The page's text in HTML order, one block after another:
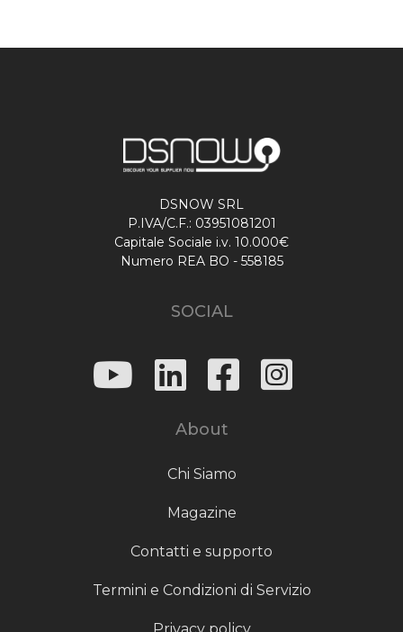
DSNOW SRL
P.IVA/C.F.: 03951081201
Capitale Sociale i.v. 10.000€
Numero REA BO - 558185
SOCIAL
About
Chi Siamo
Magazine
Contatti e supporto
Termini e Condizioni di Servizio
Privacy policy